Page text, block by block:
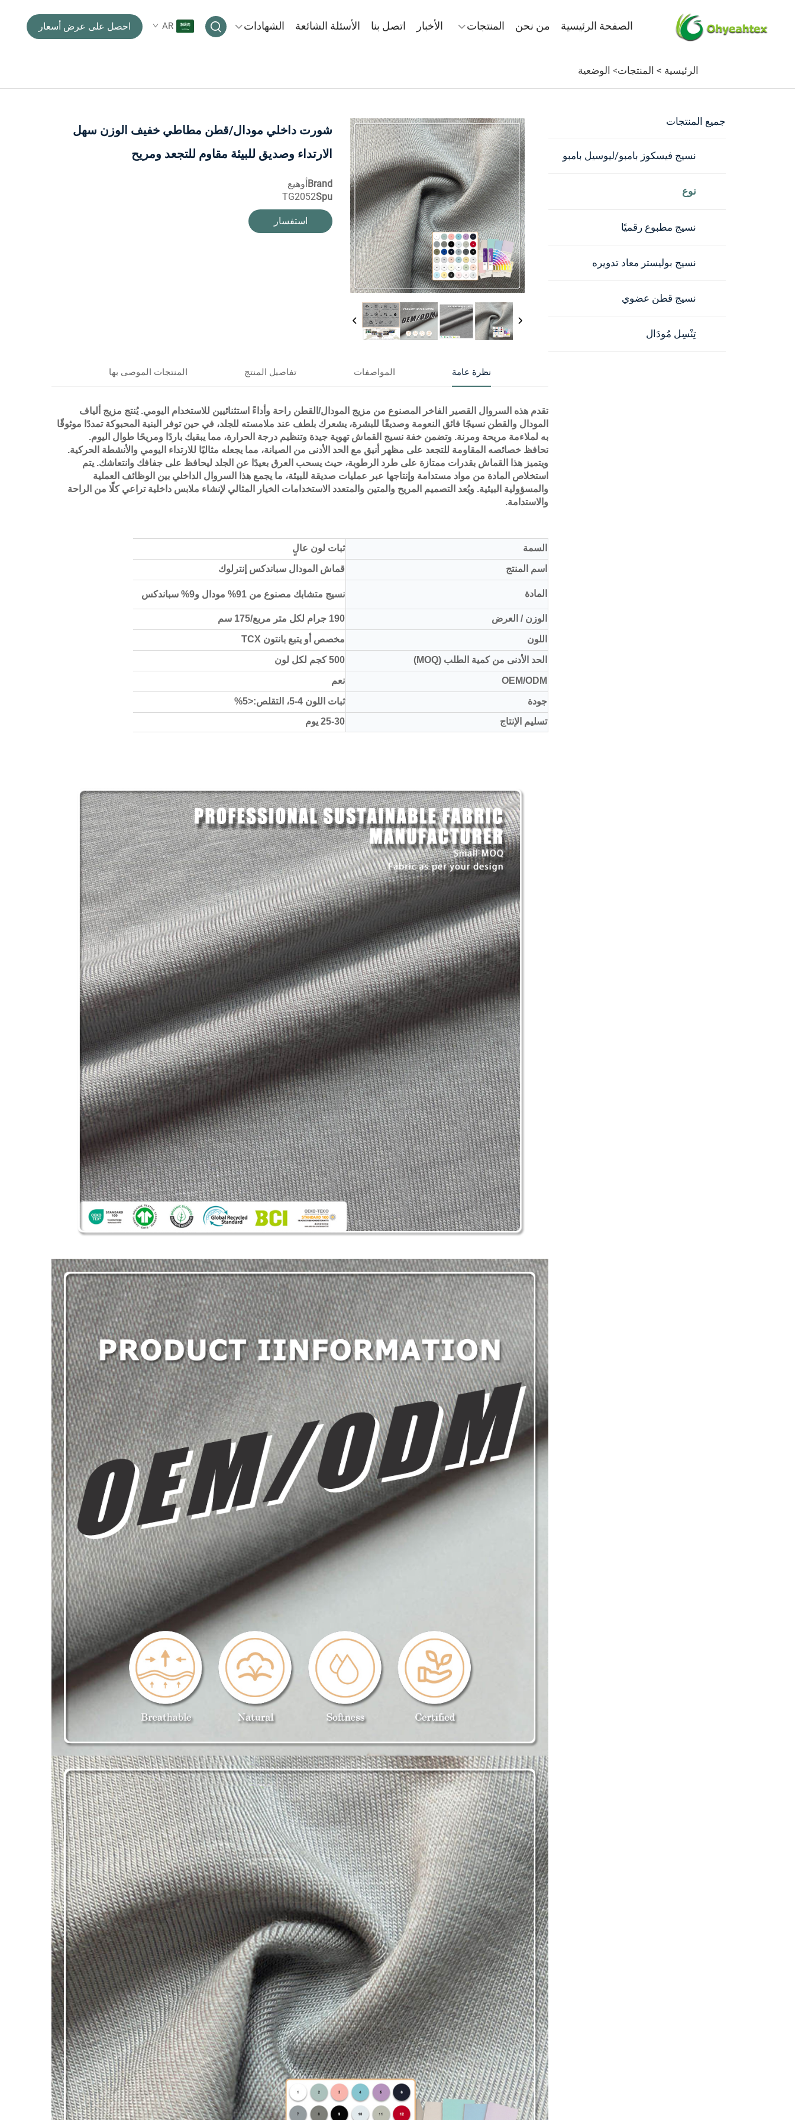
الصفحة الرئيسية من نحن المنتجات الأخبار اتصل بنا الأسئلة الشائعة الشهادات AR احصل على عرض أسعار
الرئيسية > المنتجات> الوضعية
جميع المنتجات
نسيج فيسكوز بامبو/ليوسيل بامبو
نوع
نسيج مطبوع رقميًا
نسيج بوليستر معاد تدويره
نسيج قطن عضوي
تِنْسِل مُودَال
شورت داخلي مودال/قطن مطاطي خفيف الوزن سهل
الارتداء وصديق للبيئة مقاوم للتجعد ومريح
Brandأوهيع
Spu
TG2052
استفسار
نظرة عامة المواصفات تفاصيل المنتج المنتجات الموصى بها
تقدم هذه السروال القصير الفاخر المصنوع من مزيج المودال/القطن راحة وأداءً استثنائيين للاستخدام اليومي. يُنتج مزيج ألياف
المودال والقطن نسيجًا فائق النعومة وصديقًا للبشرة، يشعرك بلطف عند ملامسته للجلد، في حين توفر البنية المحبوكة تمددًا موثوقًا
به لملاءمة مريحة ومرنة. وتضمن خفة نسيج القماش تهوية جيدة وتنظيم درجة الحرارة، مما يبقيك باردًا ومريحًا طوال اليوم.
تحافظ خصائصه المقاومة للتجعد على مظهر أنيق مع الحد الأدنى من الصيانة، مما يجعله مثاليًا للارتداء اليومي والأنشطة الحركية.
ويتميز هذا القماش بقدرات ممتازة على طرد الرطوبة، حيث يسحب العرق بعيدًا عن الجلد ليحافظ على جفافك وانتعاشك. يتم
استخلاص المادة من مواد مستدامة وإنتاجها عبر عمليات صديقة للبيئة، ما يجمع هذا السروال الداخلي بين الوظائف العملية
والمسؤولية البيئية. ويُعد التصميم المريح والمتين والمتعدد الاستخدامات الخيار المثالي لإنشاء ملابس داخلية تراعي كلًا من الراحة
والاستدامة.
السمة ثبات لون عالٍ
اسم المنتج قماش المودال سباندكس إنترلوك
المادة نسيج متشابك مصنوع من 91% مودال و9% سباندكس
الوزن / العرض 190 جرام لكل متر مربع/175 سم
اللون مخصص أو يتبع بانتون TCX
الحد الأدنى من كمية الطلب (MOQ) 500 كجم لكل لون
OEM/ODM نعم
جودة
ثبات اللون 4-5، التقلص:<5%
تسليم الإنتاج
25-30 يوم